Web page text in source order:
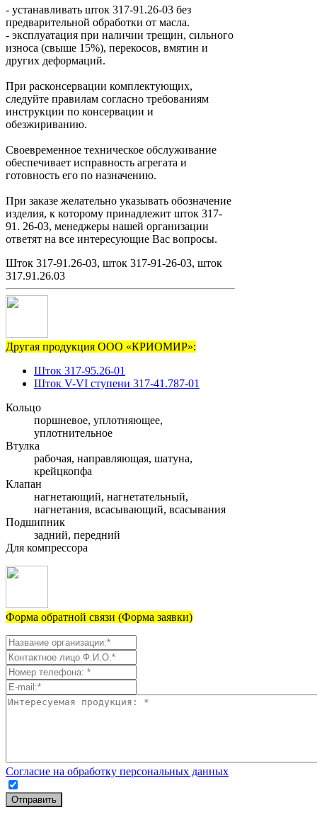
- устанавливать шток 317-91.26-03 без
предварительной обработки от масла.
- эксплуатация при наличии трещин, сильного
износа (свыше 15%), перекосов, вмятин и
других деформаций.
При расконсервации комплектующих,
следуйте правилам согласно требованиям
инструкции по консервации и
обезжириванию.
Своевременное техническое обслуживание
обеспечивает исправность агрегата и
готовность его по назначению.
При заказе желательно указывать обозначение
изделия, к которому принадлежит шток 317-
91. 26-03, менеджеры нашей организации
ответят на все интересующие Вас вопросы.
Шток 317-91.26-03, шток 317-91-26-03, шток
317.91.26.03
Другая продукция ООО «КРИОМИР»:
Шток 317-95.26-01
Шток V-VI ступени 317-41.787-01
Кольцо
поршневое, уплотняющее,
уплотнительное
Втулка
рабочая, направляющая, шатуна,
крейцкопфа
Клапан
нагнетающий, нагнетательный,
нагнетания, всасывающий, всасывания
Подшипник
задний, передний
Для компрессора
Форма обратной связи (Форма заявки)
Согласие на обработку персональных данных
Отправить